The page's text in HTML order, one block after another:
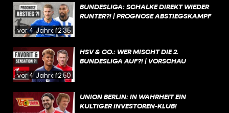
vor 4 Jahren12:35
BUNDESLIGA: SCHALKE DIREKT WIEDER
RUNTER?! | PROGNOSE ABSTIEGSKAMPF
vor 4 Jahren12:50
HSV & CO.: WER MISCHT DIE 2.
BUNDESLIGA AUF?! | VORSCHAU
UNION BERLIN: IN WAHRHEIT EIN
KULTIGER INVESTOREN-KLUB!